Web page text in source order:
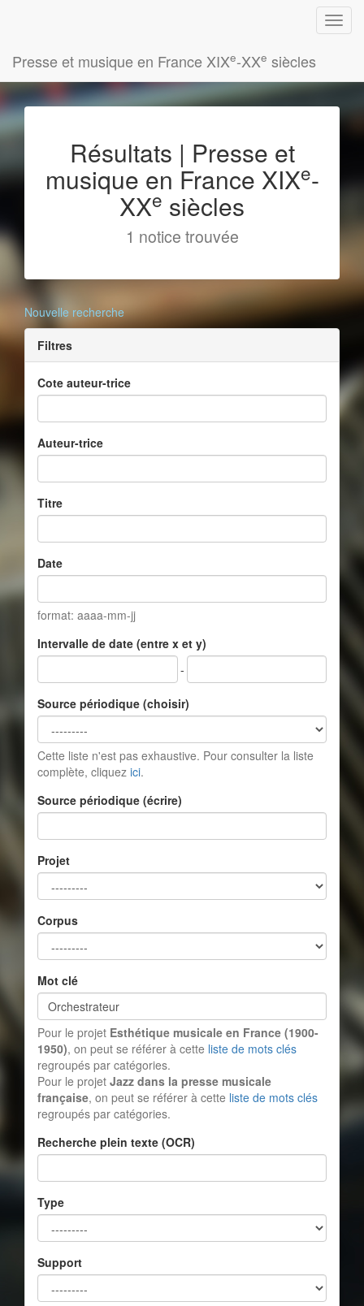
Presse et musique en France XIXe-XXe siècles
Résultats | Presse et
musique en France XIXe-
XXe siècles
1 notice trouvée
Nouvelle recherche
Filtres
Cote auteur-trice
Auteur-trice
Titre
Date
format: aaaa-mm-jj
Intervalle de date (entre x et y)
-
Source périodique (choisir)
Cette liste n'est pas exhaustive. Pour consulter la liste
complète, cliquez ici.
Source périodique (écrire)
Projet
Corpus
Mot clé
Pour le projet Esthétique musicale en France (1900-
1950), on peut se référer à cette liste de mots clés
regroupés par catégories.
Pour le projet Jazz dans la presse musicale
française, on peut se référer à cette liste de mots clés
regroupés par catégories.
Recherche plein texte (OCR)
Type
Support